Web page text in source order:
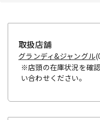
取扱店舗
グランディ&ジャングル
※店頭の在庫状況を確
い合わせください。